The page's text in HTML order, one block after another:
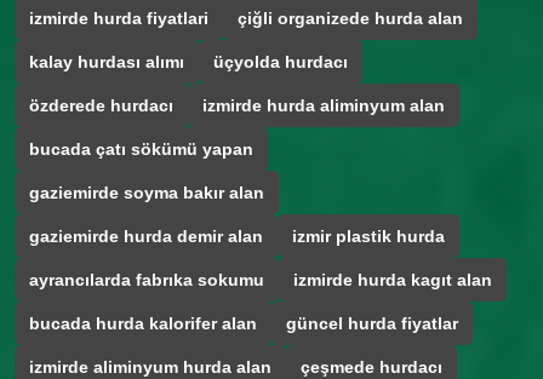
izmirde hurda fiyatlari çiğli organizede hurda alan
kalay hurdası alımı üçyolda hurdacı
özderede hurdacı izmirde hurda aliminyum alan
bucada çatı sökümü yapan
gaziemirde soyma bakır alan
gaziemirde hurda demir alan izmir plastik hurda
ayrancılarda fabrıka sokumu izmirde hurda kagıt alan
bucada hurda kalorifer alan güncel hurda fiyatlar
izmirde aliminyum hurda alan çeşmede hurdacı